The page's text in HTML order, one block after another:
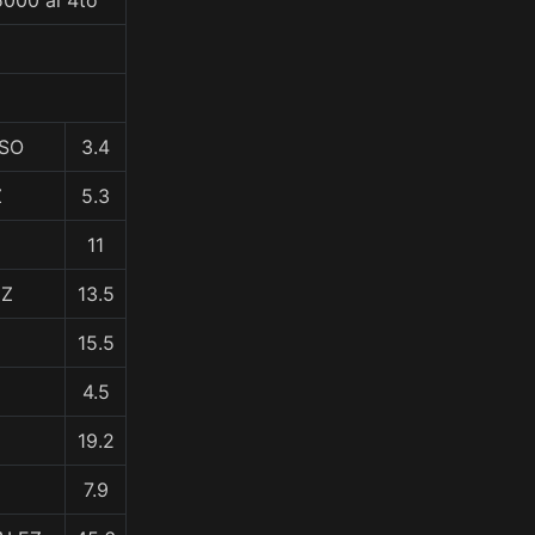
3.4
5.3
11
13.5
15.5
4.5
19.2
7.9